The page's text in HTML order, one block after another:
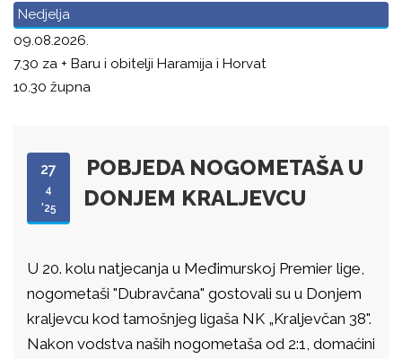
Nedjelja
09.08.2026.
7.30 za + Baru i obitelji Haramija i Horvat
10.30 župna
27
4
'25
POBJEDA NOGOMETAŠA U
DONJEM KRALJEVCU
U 20. kolu natjecanja u Međimurskoj Premier lige,
nogometaši "Dubravčana" gostovali su u Donjem
kraljevcu kod tamošnjeg ligaša NK „Kraljevčan 38".
Nakon vodstva naših nogometaša od 2:1, domaćini